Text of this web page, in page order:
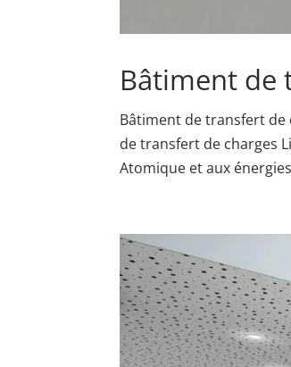
Bâtiment de
Bâtiment de transfert de
de transfert de charges
Atomique et aux